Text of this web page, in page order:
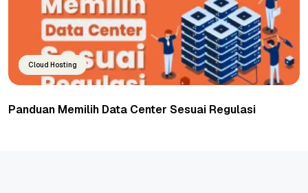
Cloud Hosting
Panduan Memilih Data Center Sesuai Regulasi